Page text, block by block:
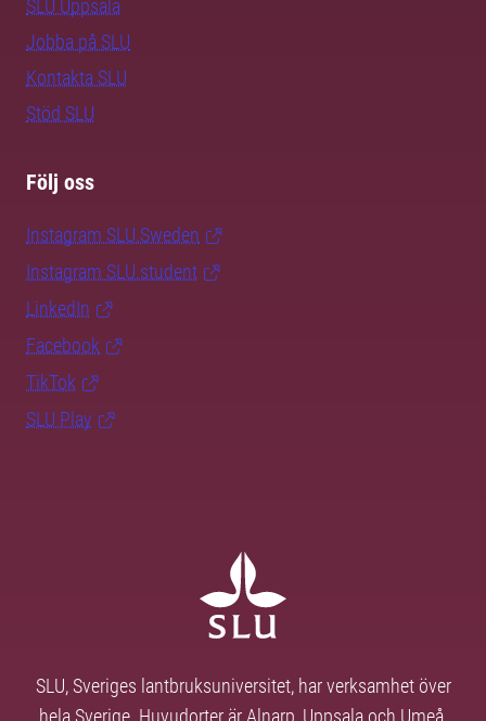
SLU Uppsala
Jobba på SLU
Kontakta SLU
Stöd SLU
Följ oss
Instagram SLU.Sweden
Instagram SLU.student
LinkedIn
Facebook
TikTok
SLU Play
SLU, Sveriges lantbruksuniversitet, har verksamhet över
hela Sverige. Huvudorter är Alnarp, Uppsala och Umeå.